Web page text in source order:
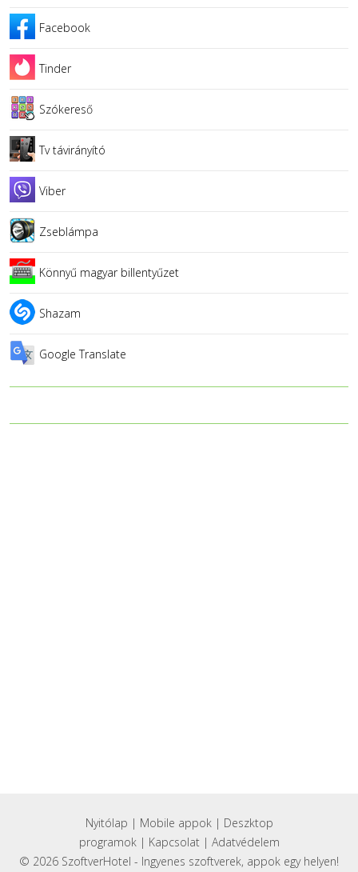
Facebook
Tinder
Szókereső
Tv távirányító
Viber
Zseblámpa
Könnyű magyar billentyűzet
Shazam
Google Translate
Nyitólap | Mobile appok| Deszktop
programok| Kapcsolat| Adatvédelem
© 2026 SzoftverHotel - Ingyenes szoftverek, appok egy helyen!